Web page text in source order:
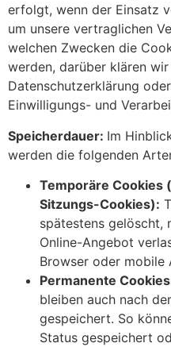
erfolgt, wenn der Einsatz
um unsere vertraglichen
welchen Zwecken die
werden, darüber klären
Datenschutzerklärung
Einwilligungs- und
Speicherdauer: Im
werden die folgenden
Temporäre Cookies
Sitzungs-Cookies):
spätestens gelöscht,
Online-Angebot
Browser oder mobile
Permanente
bleiben auch nach
gespeichert. So
Status gespeichert